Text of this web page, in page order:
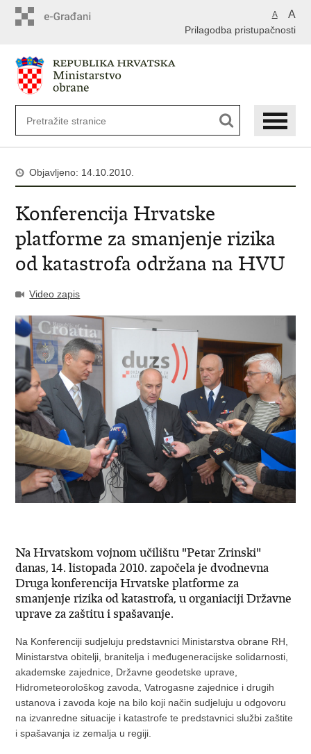
A A
Prilagodba pristupačnosti
Objavljeno: 14.10.2010.
Konferencija Hrvatske
platforme za smanjenje rizika
od katastrofa održana na HVU
Video zapis
Na Hrvatskom vojnom učilištu "Petar Zrinski"
danas, 14. listopada 2010. započela je dvodnevna
Druga konferencija Hrvatske platforme za
smanjenje rizika od katastrofa, u organiaciji Državne
uprave za zaštitu i spašavanje.
Na Konferenciji sudjeluju predstavnici Ministarstva obrane RH,
Ministarstva obitelji, branitelja i međugeneracijske solidarnosti,
akademske zajednice, Državne geodetske uprave,
Hidrometeorološkog zavoda, Vatrogasne zajednice i drugih
ustanova i zavoda koje na bilo koji način sudjeluju u odgovoru
na izvanredne situacije i katastrofe te predstavnici službi zaštite
i spašavanja iz zemalja u regiji.